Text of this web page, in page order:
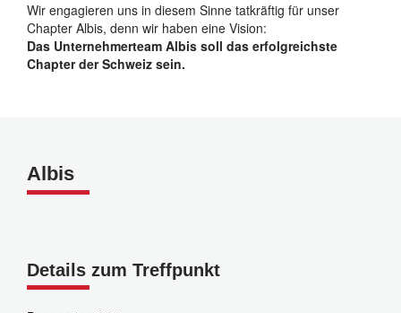
Wir engagieren uns in diesem Sinne tatkräftig für unser
Chapter Albis, denn wir haben eine Vision:
Das Unternehmerteam Albis soll das erfolgreichste
Chapter der Schweiz sein.
Albis
Details zum Treffpunkt